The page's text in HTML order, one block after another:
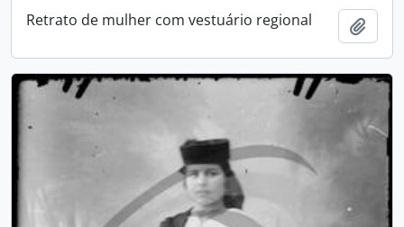
Retrato de mulher com vestuário regional